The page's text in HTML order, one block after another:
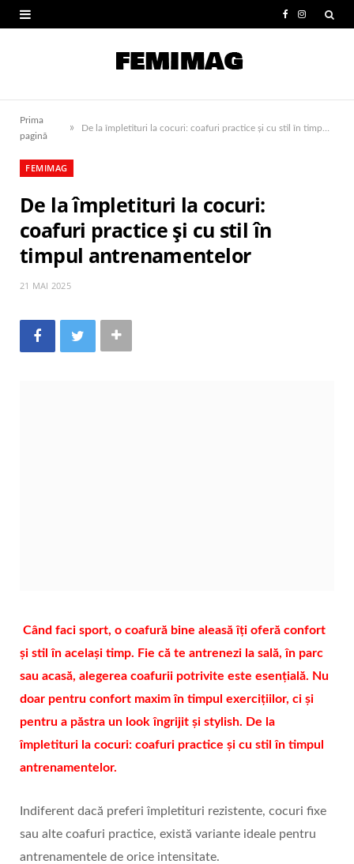
e
b
I
t
a
Prima
pagină
»
FEMIMAG
De la împletituri la cocuri:
coafuri practice și cu stil în
timpul antrenamentelor
21 MAI 2025
Când faci sport, o coafură bine aleasă îți oferă confort
și stil în același timp. Fie că te antrenezi la sală, în parc
sau acasă, alegerea coafurii potrivite este esențială. Nu
doar pentru confort maxim în timpul exercițiilor, ci și
pentru a păstra un look îngrijit și stylish. De la
împletituri la cocuri: coafuri practice și cu stil în timpul
antrenamentelor.
Indiferent dacă preferi împletituri rezistente, cocuri fixe
sau alte coafuri practice, există variante ideale pentru
antrenamentele de orice intensitate.